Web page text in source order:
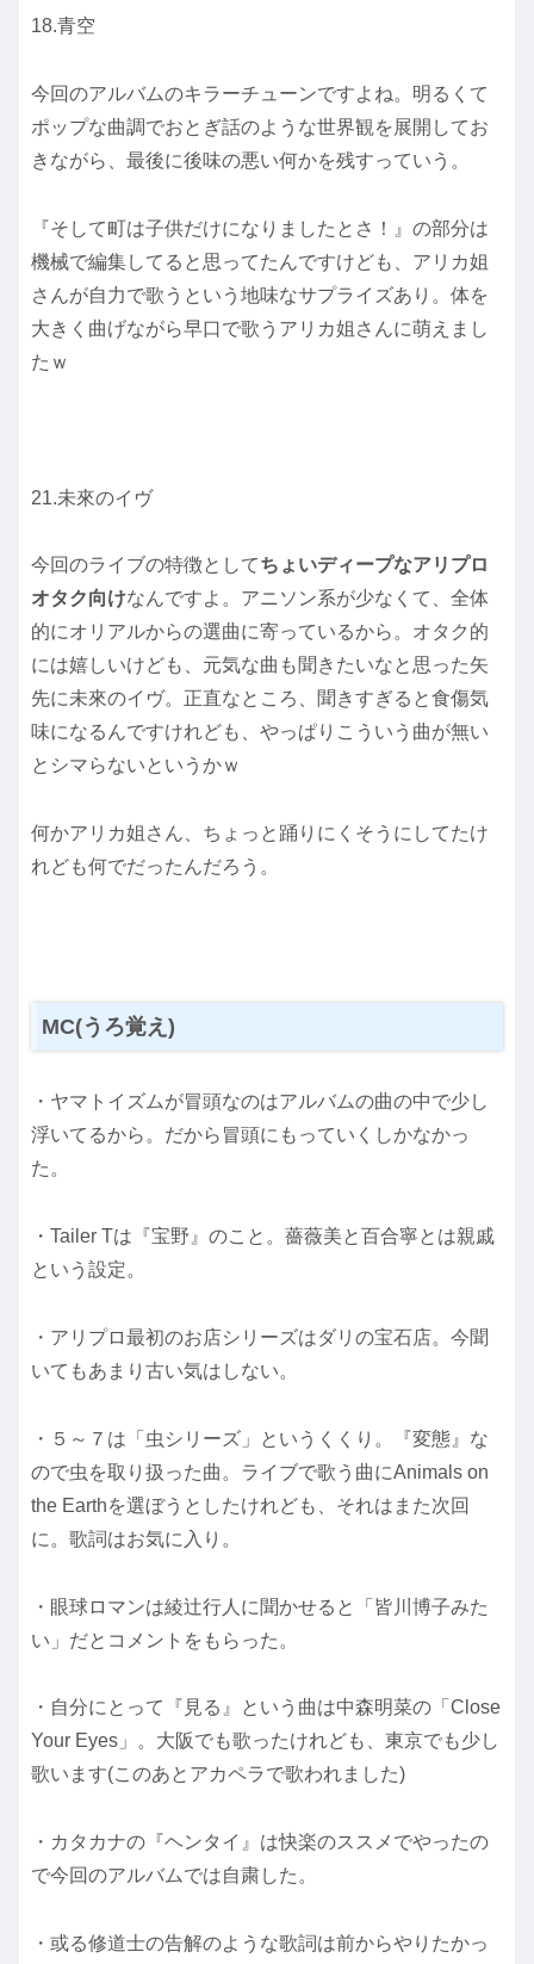
18.青空
今回のアルバムのキラーチューンですよね。明るくて
ポップな曲調でおとぎ話のような世界観を展開してお
きながら、最後に後味の悪い何かを残すっていう。
『そして町は子供だけになりましたとさ！』の部分は
機械で編集してると思ってたんですけども、アリカ姐
さんが自力で歌うという地味なサプライズあり。体を
大きく曲げながら早口で歌うアリカ姐さんに萌えまし
たｗ
21.未來のイヴ
今回のライブの特徴としてちょいディープなアリプロ
オタク向けなんですよ。アニソン系が少なくて、全体
的にオリアルからの選曲に寄っているから。オタク的
には嬉しいけども、元気な曲も聞きたいなと思った矢
先に未來のイヴ。正直なところ、聞きすぎると食傷気
味になるんですけれども、やっぱりこういう曲が無い
とシマらないというかｗ
何かアリカ姐さん、ちょっと踊りにくそうにしてたけ
れども何でだったんだろう。
MC(うろ覚え)
・ヤマトイズムが冒頭なのはアルバムの曲の中で少し
浮いてるから。だから冒頭にもっていくしかなかっ
た。
・Tailer Tは『宝野』のこと。薔薇美と百合寧とは親戚
という設定。
・アリプロ最初のお店シリーズはダリの宝石店。今聞
いてもあまり古い気はしない。
・５～７は「虫シリーズ」というくくり。『変態』な
ので虫を取り扱った曲。ライブで歌う曲にAnimals on
the Earthを選ぼうとしたけれども、それはまた次回
に。歌詞はお気に入り。
・眼球ロマンは綾辻行人に聞かせると「皆川博子みた
い」だとコメントをもらった。
・自分にとって『見る』という曲は中森明菜の「Close
Your Eyes」。大阪でも歌ったけれども、東京でも少し
歌います(このあとアカペラで歌われました)
・カタカナの『ヘンタイ』は快楽のススメでやったの
で今回のアルバムでは自粛した。
・或る修道士の告解のような歌詞は前からやりたかっ